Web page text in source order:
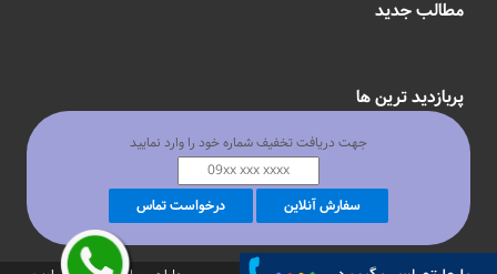
مطالب جدید
پربازدید ترین ها
محلات تهران
جهت دریافت تخفیف شماره خود را وارد نمایید
درخواست تماس سفارش آنلاین